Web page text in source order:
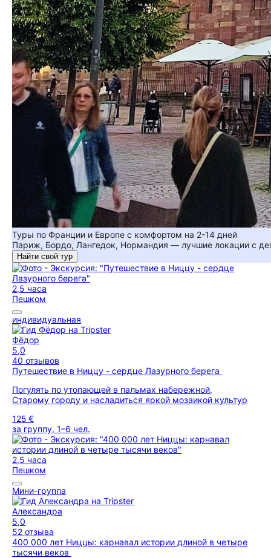
Туры по Франции и Европе с комфортом на 2-14 дней
Париж, Бордо, Лангедок, Нормандия — лучшие локации с
Найти свой тур
2,5 часа
Пешком
индивидуальная
Фёдор
5,0
40 отзывов
Путешествие в Ниццу - сердце Лазурного берега
Погулять по утопающей в пальмах набережной,
Старому городу и насладиться яркой мозаикой культур
125 €
за группу, 1–6 чел.
2,5 часа
Пешком
Мини-группа
Александра
5,0
52 отзыва
400 000 лет Ниццы: карнавал истории длиной в четыре
тысячи веков